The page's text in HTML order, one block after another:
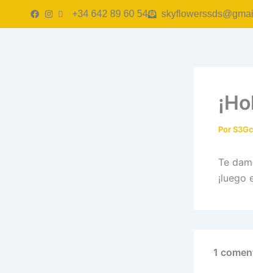
contenido +34 642 89 60 54
Por
Te
¡luego
1